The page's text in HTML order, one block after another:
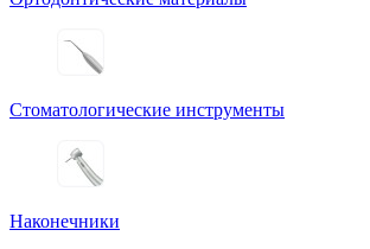
Стоматологические инструменты
Наконечники